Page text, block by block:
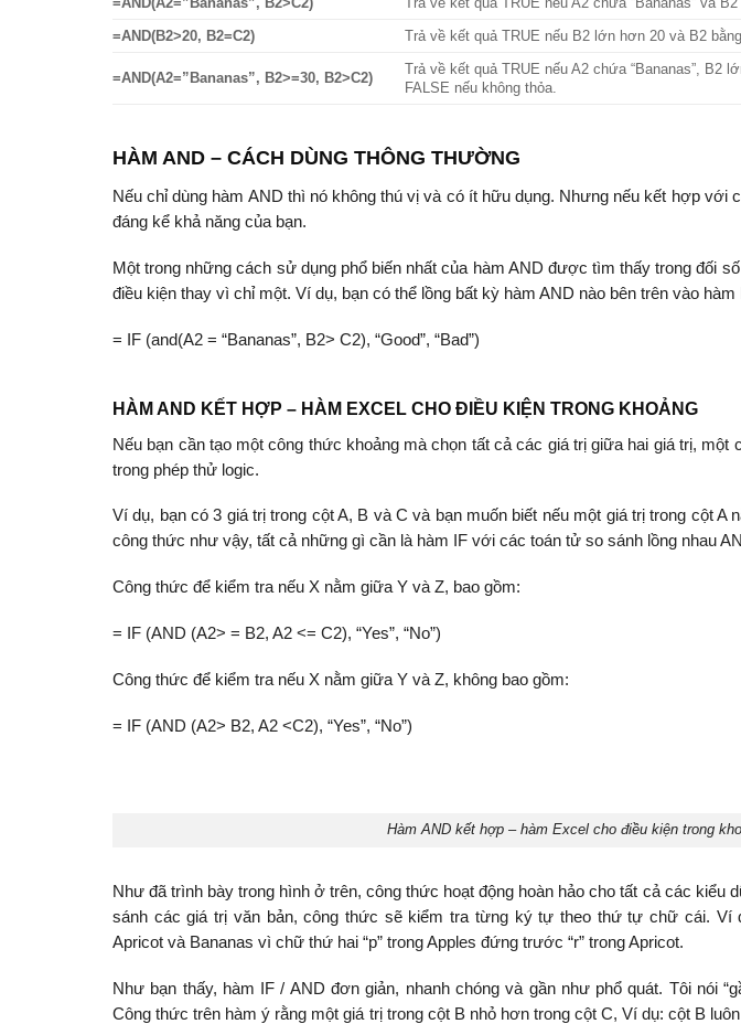
=AND(B2>20, B2=C2)
Trả về kết quả TRUE nếu B2 lớn hơn 20 và B2
=AND(A2=”Bananas”, B2>=30, B2>C2)
Trả về kết quả TRUE nếu A2 chứa “Bananas”, B2
FALSE nếu không thỏa.
HÀM AND – CÁCH DÙNG THÔNG THƯỜNG
Nếu chỉ dùng hàm AND thì nó không thú vị và có ít hữu dụng. Nhưng nếu kết hợp với
đáng kể khả năng của bạn.
Một trong những cách sử dụng phổ biến nhất của hàm AND được tìm thấy trong đối
điều kiện thay vì chỉ một. Ví dụ, bạn có thể lồng bất kỳ hàm AND nào bên trên vào
= IF (and(A2 = “Bananas”, B2> C2), “Good”, “Bad”)
HÀM AND KẾT HỢP – HÀM EXCEL CHO ĐIỀU KIỆN TRONG KHOẢNG
Nếu bạn cần tạo một công thức khoảng mà chọn tất cả các giá trị giữa hai giá trị, một
trong phép thử logic.
Ví dụ, bạn có 3 giá trị trong cột A, B và C và bạn muốn biết nếu một giá trị trong cột
công thức như vậy, tất cả những gì cần là hàm IF với các toán tử so sánh lồng nhau
Công thức để kiểm tra nếu X nằm giữa Y và Z, bao gồm:
= IF (AND (A2> = B2, A2 <= C2), “Yes”, “No”)
Công thức để kiểm tra nếu X nằm giữa Y và Z, không bao gồm:
= IF (AND (A2> B2, A2 <C2), “Yes”, “No”)
Hàm AND kết hợp – hàm Excel cho điều kiện trong
Như đã trình bày trong hình ở trên, công thức hoạt động hoàn hảo cho tất cả các kiểu
sánh các giá trị văn bản, công thức sẽ kiểm tra từng ký tự theo thứ tự chữ cái. Ví
Apricot và Bananas vì chữ thứ hai “p” trong Apples đứng trước “r” trong Apricot.
Như bạn thấy, hàm IF / AND đơn giản, nhanh chóng và gần như phổ quát. Tôi nói
Công thức trên hàm ý rằng một giá trị trong cột B nhỏ hơn trong cột C, Ví dụ: cột B